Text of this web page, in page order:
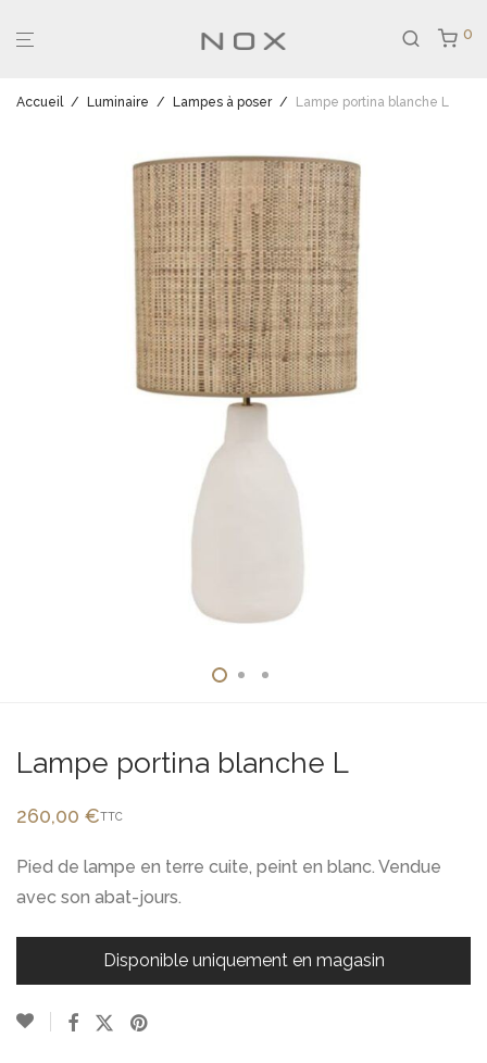
0
Accueil / Luminaire / Lampes à poser / Lampe portina blanche L
Lampe portina blanche L
260,00 €TTC
Pied de lampe en terre cuite, peint en blanc. Vendue
avec son abat-jours.
Disponible uniquement en magasin